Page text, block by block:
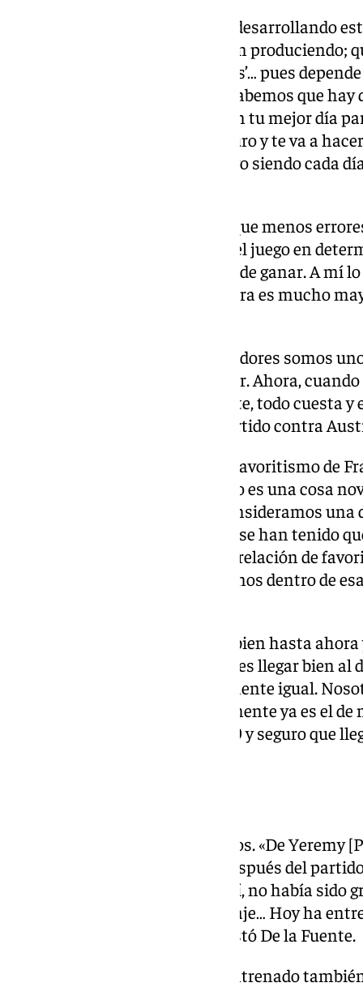
«Estamos viendo cómo se está desarrollando
hay y los resultados que se están
hubiéramos dicho ‘las sorpresas’… pues
otra mucha gente tampoco. Y sabemos que
cometer pocos errores y estar en tu mejor día
oportunidad que va a tener seguro y te va a
siendo igual de realista, pero sigo siendo cada
«En la igualdad, obviamente el que menos
dominar todas las decisiones del juego en
de partido, pues está más cerca de ganar. A mí
exigiera; la autoexigencia nuestra es mucho
«Nosotros somos unos competidores somos
queremos todos los días mejorar. Ahora,
también de otra talla importante, todo cuesta
mejor versión», comentó del partido contra
Además, fue preguntado por el favoritismo de
grandes favoritas, pero tampoco es una cosa
vosotros ni nadie. Francia la consideramos
desgraciadamente algunas que se han tenido
también estaban dentro de esa relación de
hay ahí unas cuantas que estamos dentro de
«Francia lo está haciendo muy bien hasta
muy buena. Pero lo importante es llegar bien al
rivales, y el día 19 estar exactamente igual.
partido más importante obviamente ya es el
mente está llegar hasta el día 19 y seguro que
También analizó a los lesionados. «De Yeremy
recuperación. Lo que parecía después del
luego se confirmó que no era así, no había
Además con su carácter, su coraje… Hoy ha
absolutamente normal», contestó De la Fuente.
«Víctor [Muñoz] está bien, ha entrenado